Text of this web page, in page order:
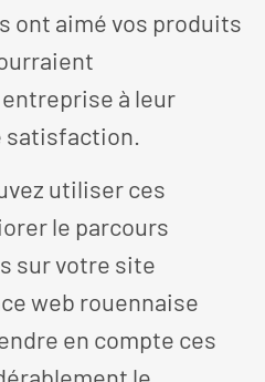
ont aimé vos produits
à leur
satisfaction.
utiliser ces
le parcours
sur votre site
web rouennaise
en compte ces